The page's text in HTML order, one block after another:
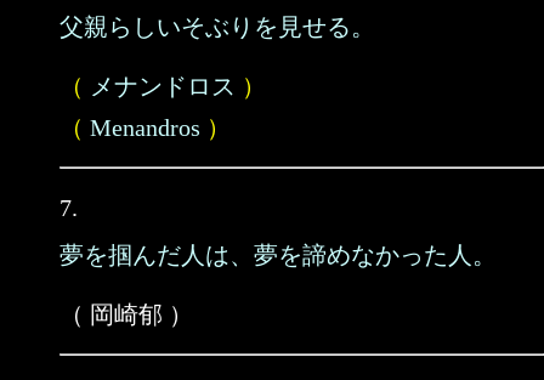
父親らしいそぶりを見せる。
（ メナンドロス ）
（ Menandros ）
7.
夢を掴んだ人は、夢を諦めなかった人。
（ 岡崎郁 ）